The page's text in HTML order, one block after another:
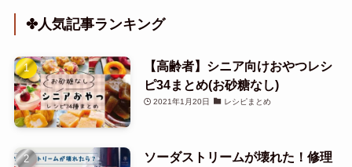
✤人気記事ランキング
【高齢者】シニア向けおやつレシ
ピ34まとめ(お砂糖なし)
2021年1月20日 レシピまとめ
ソーダストリームが壊れた！修理